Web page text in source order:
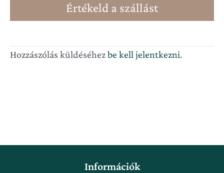
Értékeld a szállást
Hozzászólás küldéséhezbe kell jelentkezni.
Információk